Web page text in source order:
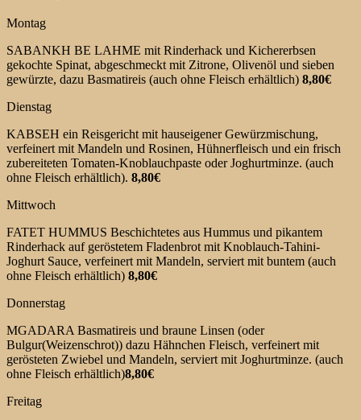
Montag
SABANKH BE LAHME mit Rinderhack und Kichererbsen
gekochte Spinat, abgeschmeckt mit Zitrone, Olivenöl und sieben
gewürzte, dazu Basmatireis (auch ohne Fleisch erhältlich) 8,80€
Dienstag
KABSEH ein Reisgericht mit hauseigener Gewürzmischung,
verfeinert mit Mandeln und Rosinen, Hühnerfleisch und ein frisch
zubereiteten Tomaten-Knoblauchpaste oder Joghurtminze. (auch
ohne Fleisch erhältlich). 8,80€
Mittwoch
FATET HUMMUS Beschichtetes aus Hummus und pikantem
Rinderhack auf geröstetem Fladenbrot mit Knoblauch-Tahini-
Joghurt Sauce, verfeinert mit Mandeln, serviert mit buntem (auch
ohne Fleisch erhältlich) 8,80€
Donnerstag
MGADARA Basmatireis und braune Linsen (oder
Bulgur(Weizenschrot)) dazu Hähnchen Fleisch, verfeinert mit
gerösteten Zwiebel und Mandeln, serviert mit Joghurtminze. (auch
ohne Fleisch erhältlich)8,80€
Freitag